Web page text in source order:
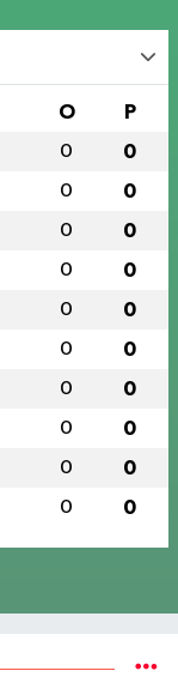
O P
0 0
0 0
0 0
0 0
0 0
0 0
0 0
0 0
0 0
0 0